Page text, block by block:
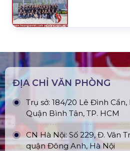
ĐỊA CHỈ VĂN PHÒNG
Trụ sở: 184/20 Lê Đình
Quận Bình Tân, TP. HCM
CN Hà Nội: Số 229, Đ. Vân
quận Đông Anh, Hà Nội